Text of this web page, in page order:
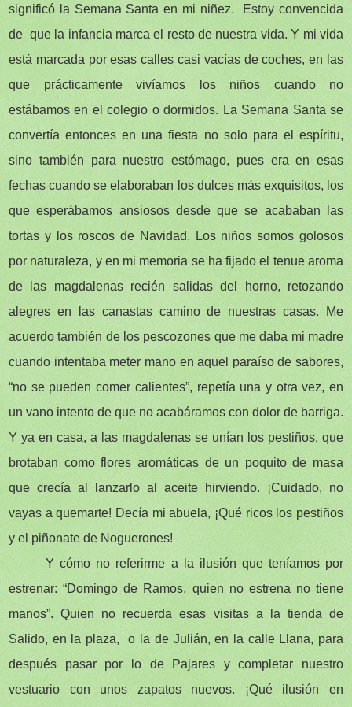
significó la Semana Santa en mi niñez. Estoy convencida
de que la infancia marca el resto de nuestra vida. Y mi vida
está marcada por esas calles casi vacías de coches, en las
que prácticamente vivíamos los niños cuando no
estábamos en el colegio o dormidos. La Semana Santa se
convertía entonces en una fiesta no solo para el espíritu,
sino también para nuestro estómago, pues era en esas
fechas cuando se elaboraban los dulces más exquisitos, los
que esperábamos ansiosos desde que se acababan las
tortas y los roscos de Navidad. Los niños somos golosos
por naturaleza, y en mi memoria se ha fijado el tenue aroma
de las magdalenas recién salidas del horno, retozando
alegres en las canastas camino de nuestras casas. Me
acuerdo también de los pescozones que me daba mi madre
cuando intentaba meter mano en aquel paraíso de sabores,
“no se pueden comer calientes”, repetía una y otra vez, en
un vano intento de que no acabáramos con dolor de barriga.
Y ya en casa, a las magdalenas se unían los pestiños, que
brotaban como flores aromáticas de un poquito de masa
que crecía al lanzarlo al aceite hirviendo. ¡Cuidado, no
vayas a quemarte! Decía mi abuela, ¡Qué ricos los pestiños
y el piñonate de Noguerones!
Y cómo no referirme a la ilusión que teníamos por
estrenar: “Domingo de Ramos, quien no estrena no tiene
manos”. Quien no recuerda esas visitas a la tienda de
Salido, en la plaza, o la de Julián, en la calle Llana, para
después pasar por lo de Pajares y completar nuestro
vestuario con unos zapatos nuevos. ¡Qué ilusión en